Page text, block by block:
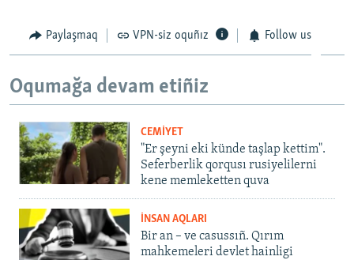
Paylaşmaq VPN-siz oquñız Follow us
Oqumağa devam etiñiz
CEMİYET
"Er şeyni eki künde taşlap kettim".
Seferberlik qorqusı rusiyelilerni
kene memleketten quva
İNSAN AQLARI
Bir an – ve casussıñ. Qırım
mahkemeleri devlet hainligi